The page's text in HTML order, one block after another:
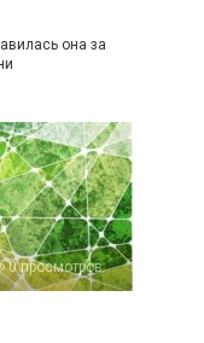
она за
0 просмотров